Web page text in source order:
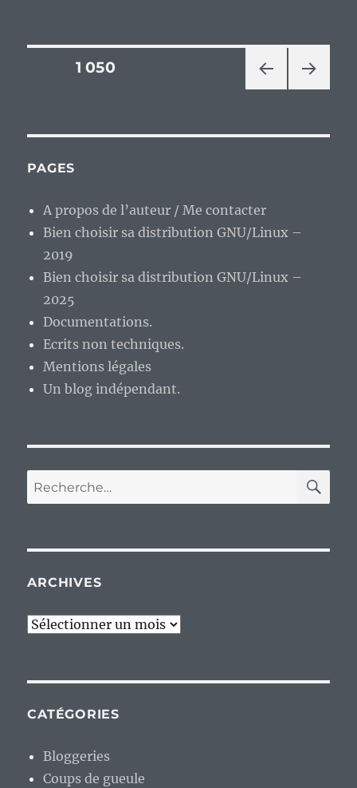
Pagination
publications
CÉD
PAGE1 050
ANT
PAGES
A propos de l’auteur / Me contacter
Bien choisir sa distribution GNU/Linux –
2019
Bien choisir sa distribution GNU/Linux –
2025
Documentations.
Ecrits non techniques.
Mentions légales
Un blog indépendant.
Recherche
pour :
ARCHIVES
Archives
CATÉGORIES
Bloggeries
Coups de gueule